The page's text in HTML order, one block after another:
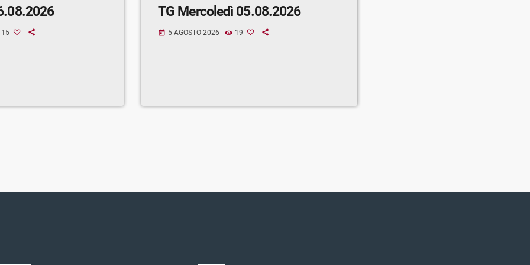
15
TG Mercoledì 05.08.2026
today 5 AGOSTO 2026 19